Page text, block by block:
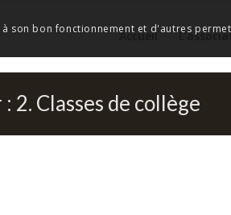
Accueil
2. Classes de collège
son bon fonctionnement et d'autres